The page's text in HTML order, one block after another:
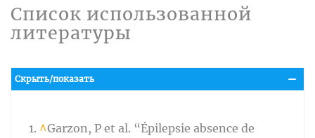
Список использованной
литературы
Скрыть/показать
^Garzon, P et al. “Épilepsie absence de